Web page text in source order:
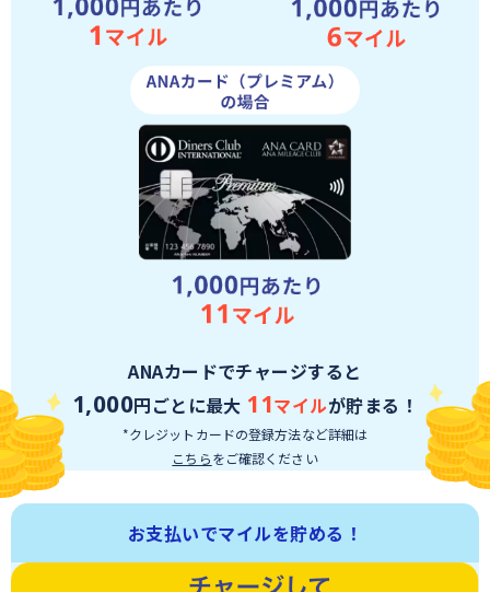
ANAカードでチャージすると
1,000円ごとに最大 11マイルが貯まる！
*クレジットカードの登録方法など詳細は
こちらをご確認ください
お支払いでマイルを貯める！